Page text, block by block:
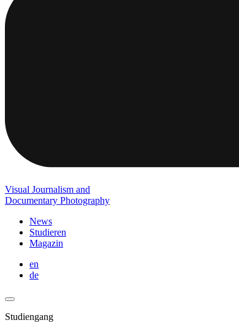
Visual Journalism and
Documentary Photography
News
Studieren
Magazin
en
de
Studiengang